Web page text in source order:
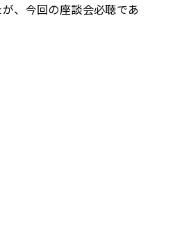
、今回の座談会必聴であ